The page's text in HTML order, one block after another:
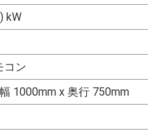
kW
コン
1000mm x 奥行 750mm